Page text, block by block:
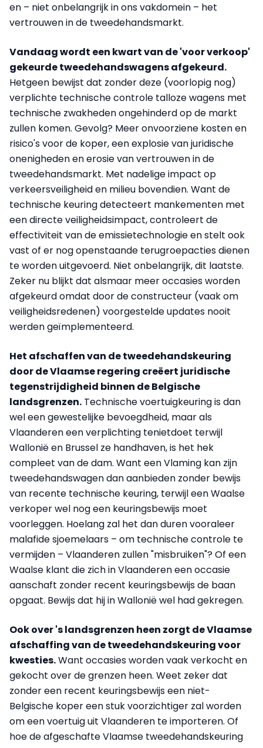
en – niet onbelangrijk in ons vakdomein – het
vertrouwen in de tweedehandsmarkt.
Vandaag wordt een kwart van de 'voor verkoop'
gekeurde tweedehandswagens afgekeurd.
Hetgeen bewijst dat zonder deze (voorlopig nog)
verplichte technische controle talloze wagens met
technische zwakheden ongehinderd op de markt
zullen komen. Gevolg? Meer onvoorziene kosten en
risico's voor de koper, een explosie van juridische
onenigheden en erosie van vertrouwen in de
tweedehandsmarkt. Met nadelige impact op
verkeersveiligheid en milieu bovendien. Want de
technische keuring detecteert mankementen met
een directe veiligheidsimpact, controleert de
effectiviteit van de emissietechnologie en stelt ook
vast of er nog openstaande terugroepacties dienen
te worden uitgevoerd. Niet onbelangrijk, dit laatste.
Zeker nu blijkt dat alsmaar meer occasies worden
afgekeurd omdat door de constructeur (vaak om
veiligheidsredenen) voorgestelde updates nooit
werden geïmplementeerd.
Het afschaffen van de tweedehandskeuring
door de Vlaamse regering creëert juridische
tegenstrijdigheid binnen de Belgische
landsgrenzen. Technische voertuigkeuring is dan
wel een gewestelijke bevoegdheid, maar als
Vlaanderen een verplichting tenietdoet terwijl
Wallonië en Brussel ze handhaven, is het hek
compleet van de dam. Want een Vlaming kan zijn
tweedehandswagen dan aanbieden zonder bewijs
van recente technische keuring, terwijl een Waalse
verkoper wel nog een keuringsbewijs moet
voorleggen. Hoelang zal het dan duren vooraleer
malafide sjoemelaars – om technische controle te
vermijden – Vlaanderen zullen "misbruiken"? Of een
Waalse klant die zich in Vlaanderen een occasie
aanschaft zonder recent keuringsbewijs de baan
opgaat. Bewijs dat hij in Wallonië wel had gekregen.
Ook over 's landsgrenzen heen zorgt de Vlaamse
afschaffing van de tweedehandskeuring voor
kwesties.Want occasies worden vaak verkocht en
gekocht over de grenzen heen. Weet zeker dat
zonder een recent keuringsbewijs een niet-
Belgische koper een stuk voorzichtiger zal worden
om een voertuig uit Vlaanderen te importeren. Of
hoe de afgeschafte Vlaamse tweedehandskeuring